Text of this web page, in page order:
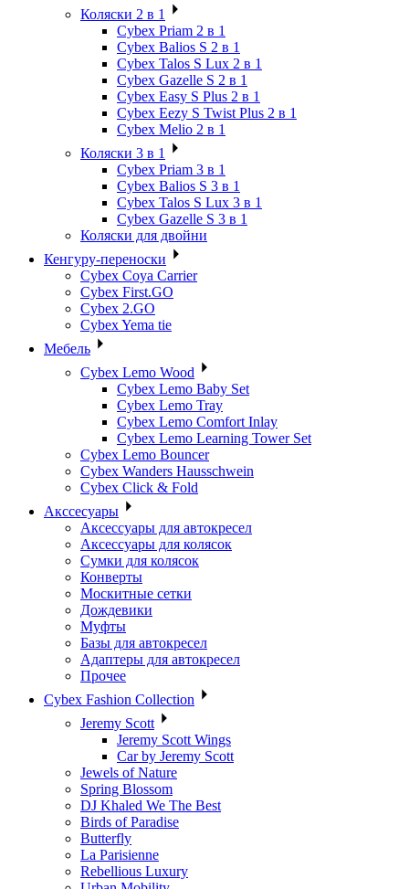
Коляски 2 в 1
Cybex Priam 2 в 1
Cybex Balios S 2 в 1
Cybex Talos S Lux 2 в 1
Cybex Gazelle S 2 в 1
Cybex Easy S Plus 2 в 1
Cybex Eezy S Twist Plus 2 в 1
Cybex Melio 2 в 1
Коляски 3 в 1
Cybex Priam 3 в 1
Cybex Balios S 3 в 1
Cybex Talos S Lux 3 в 1
Cybex Gazelle S 3 в 1
Коляски для двойни
Кенгуру-переноски
Cybex Coya Carrier
Cybex First.GO
Cybex 2.GO
Cybex Yema tie
Мебель
Cybex Lemo Wood
Cybex Lemo Baby Set
Cybex Lemo Tray
Cybex Lemo Comfort Inlay
Cybex Lemo Learning Tower Set
Cybex Lemo Bouncer
Cybex Wanders Hausschwein
Cybex Click & Fold
Акссесуары
Аксессуары для автокресел
Аксессуары для колясок
Сумки для колясок
Конверты
Москитные сетки
Дождевики
Муфты
Базы для автокресел
Адаптеры для автокресел
Прочее
Cybex Fashion Collection
Jeremy Scott
Jeremy Scott Wings
Car by Jeremy Scott
Jewels of Nature
Spring Blossom
DJ Khaled We The Best
Birds of Paradise
Butterfly
La Parisienne
Rebellious Luxury